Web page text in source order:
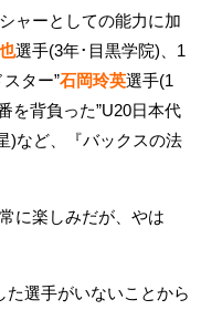
ャーとしての能力に加
選手(3年･目黒学院)、1
ター”石岡玲英選手(1
を背負った”U20日本代
)など、『バックスの法
に楽しみだが、やは
選手がいないことから